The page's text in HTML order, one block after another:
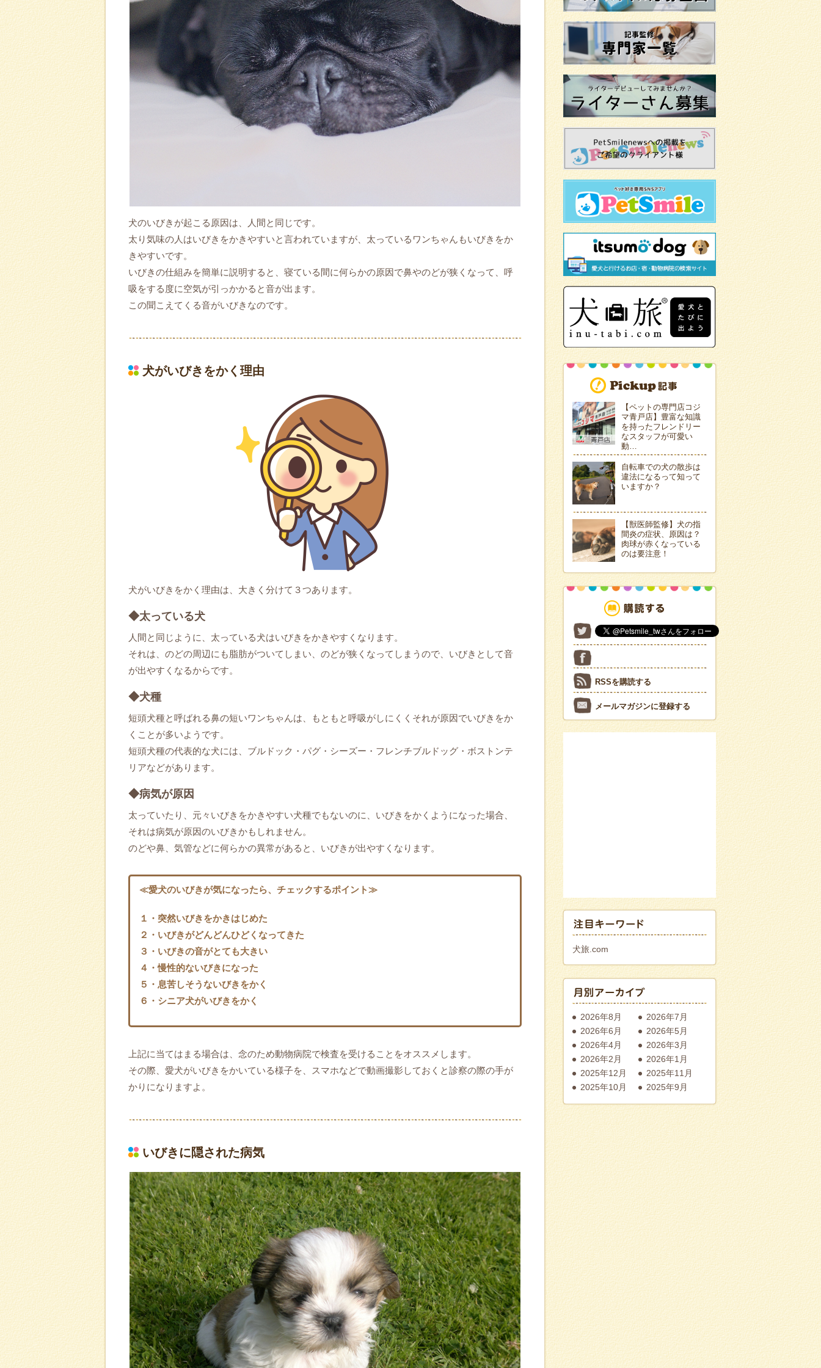
犬のいびきが起こる原因は、人間と同じです。
太り気味の人はいびきをかきやすいと言われていますが、太っているワンちゃんもいびきをか
きやすいです。
いびきの仕組みを簡単に説明すると、寝ている間に何らかの原因で鼻やのどが狭くなって、呼
吸をする度に空気が引っかかると音が出ます。
この聞こえてくる音がいびきなのです。
犬がいびきをかく理由
犬がいびきをかく理由は、大きく分けて３つあります。
◆太っている犬
人間と同じように、太っている犬はいびきをかきやすくなります。
それは、のどの周辺にも脂肪がついてしまい、のどが狭くなってしまうので、いびきとして音
が出やすくなるからです。
◆犬種
短頭犬種と呼ばれる鼻の短いワンちゃんは、もともと呼吸がしにくくそれが原因でいびきをか
くことが多いようです。
短頭犬種の代表的な犬には、ブルドック・パグ・シーズー・フレンチブルドッグ・ボストンテ
リアなどがあります。
◆病気が原因
太っていたり、元々いびきをかきやすい犬種でもないのに、いびきをかくようになった場合、
それは病気が原因のいびきかもしれません。
のどや鼻、気管などに何らかの異常があると、いびきが出やすくなります。
≪愛犬のいびきが気になったら、チェックするポイント≫
１・突然いびきをかきはじめた
２・いびきがどんどんひどくなってきた
３・いびきの音がとても大きい
４・慢性的ないびきになった
５・息苦しそうないびきをかく
６・シニア犬がいびきをかく
上記に当てはまる場合は、念のため動物病院で検査を受けることをオススメします。
その際、愛犬がいびきをかいている様子を、スマホなどで動画撮影しておくと診察の際の手が
かりになりますよ。
いびきに隠された病気
【ペットの専門店コジ
マ青戸店】豊富な知識
を持ったフレンドリー
なスタッフが可愛い
動…
自転車での犬の散歩は
違法になるって知って
いますか？
【獣医師監修】犬の指
間炎の症状、原因は？
肉球が赤くなっている
のは要注意！
RSSを購読する
メールマガジンに登録する
犬旅.com
2026年8月
2026年7月
2026年6月
2026年5月
2026年4月
2026年3月
2026年2月
2026年1月
2025年12月
2025年11月
2025年10月
2025年9月